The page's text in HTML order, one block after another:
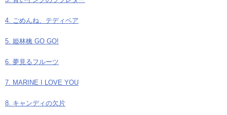
4. ごめんね、テディベア
5. 姫林檎 GO GO!
6. 夢見るフルーツ
7. MARINE I LOVE YOU
8. キャンディの欠片